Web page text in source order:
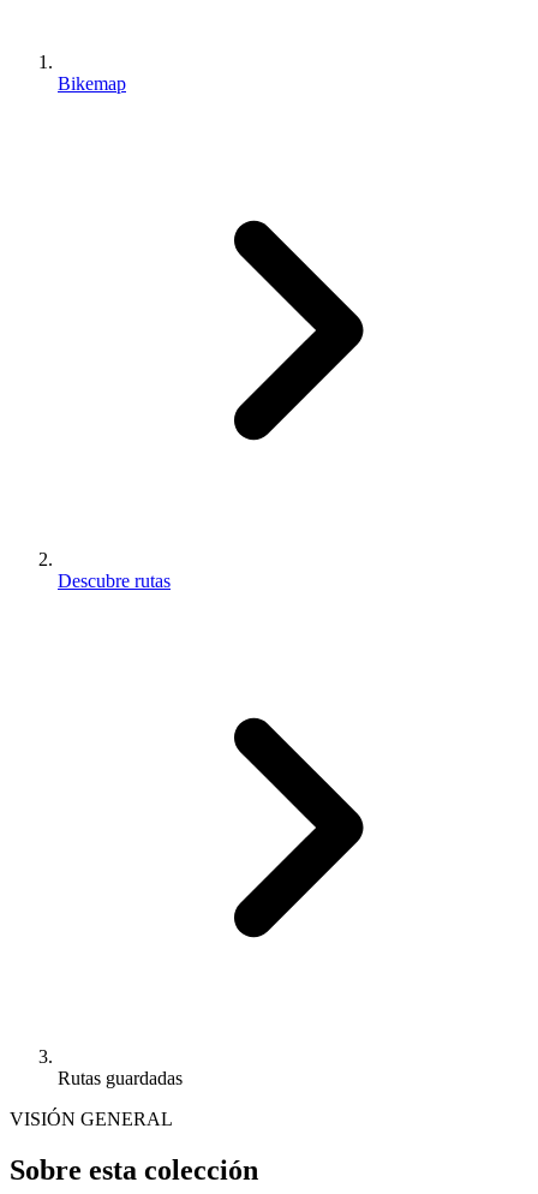
Bikemap
Descubre rutas
Rutas guardadas
VISIÓN GENERAL
Sobre esta colección